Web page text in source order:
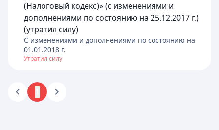
(Налоговый кодекс)» (с изменениями и
дополнениями по состоянию на 25.12.2017 г.)
(утратил силу)
C изменениями и дополнениями по состоянию на
01.01.2018 г.
Утратил силу